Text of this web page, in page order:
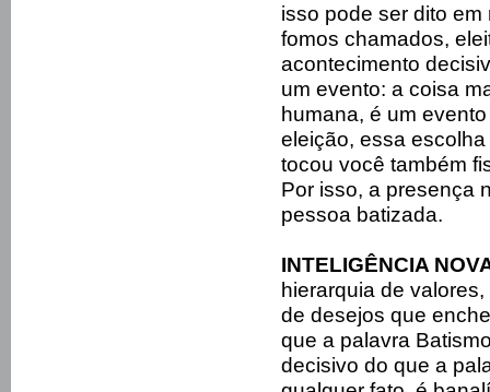
isso pode ser dito
fomos chamados,
acontecimento
um evento: a coisa
humana, é um
eleição, essa
tocou você também
Por isso, a presença
pessoa batizada.
INTELIGÊNCIA
hierarquia de
de desejos que
que a palavra
decisivo do que a